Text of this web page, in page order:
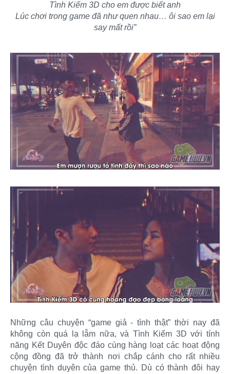
Tình Kiếm 3D cho em được biết anh
Lúc chơi trong game đã như quen nhau… ôi sao em lại
say mất rồi”
Những câu chuyện “game giả - tình thật” thời nay đã
không còn quá lạ lẫm nữa, và Tình Kiếm 3D với tính
năng Kết Duyên độc đáo cùng hàng loạt các hoạt động
cộng đồng đã trở thành nơi chắp cánh cho rất nhiều
chuyện tình duyên của game thủ. Dù có thành đôi hay